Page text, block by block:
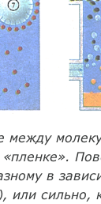
в
или